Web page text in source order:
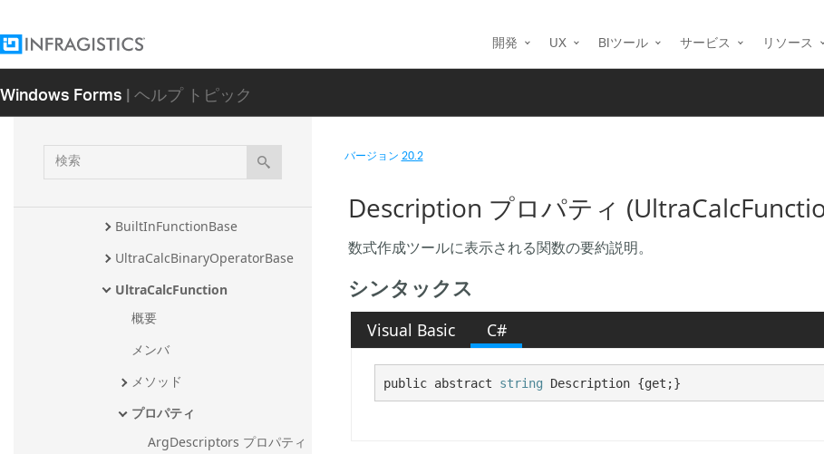
開発 UX BIツール サービス リソース
Windows Forms| ヘルプ トピック
検
索
ormulaBuilder アセンブリ
Infragistics.Win.UltraWinCalcManager
アセンブリ
Infragistics.Documents.Core 名前空
Infragistics.Win.CalcEngine 名前空間
BuiltInFunctionBase
UltraCalcBinaryOperatorBase
UltraCalcFunction
概要
メンバ
メソッド
プロパティ
ArgDescriptors プロパティ
バージョン20.2
Description プロパティ
数式作成ツールに表示される関数の要約説明。
シンタックス
Visual Basic C#
public abstract string Description {get;}